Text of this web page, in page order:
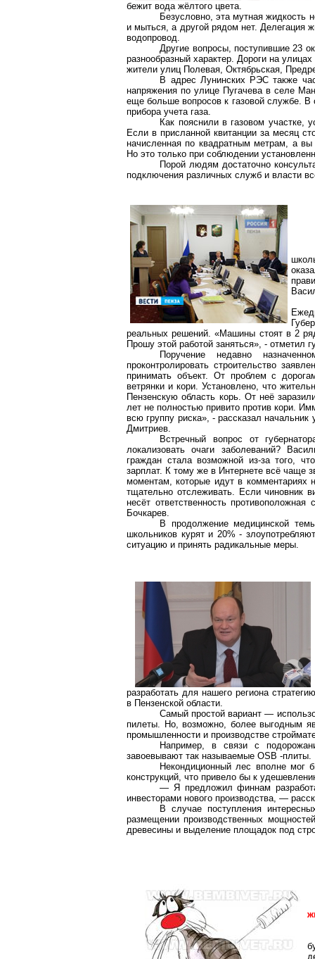
бежит вода жёлтого цвета.
Безусловно, эта мутная жидкость
и мыться, а другой рядом нет. Делегация
водопровод.
Другие вопросы, поступившие 23
разнообразный характер. Дороги на
жители улиц Полевая, Октябрьская,
В адрес Лунинских РЭС также
напряжения по улице Пугачева в селе
еще больше вопросов к газовой службе.
прибора учета газа.
Как пояснили в газовом участке,
Если в присланной квитанции за месяц
начисленная по квадратным метрам, а
Но это только при соблюдении
Порой людям достаточно
подключения различных служб и власти
реальных решений. «Машины стоят в 2
Прошу этой работой заняться», - отметил
Поручение недавно
проконтролировать строительство
принимать объект. От проблем с
ветрянки и кори. Установлено, что
Пензенскую область корь. От неё
лет не полностью привито против кори.
всю группу риска», - рассказал
Дмитриев.
Встречный вопрос от
локализовать очаги заболеваний?
граждан стала возможной из-за того,
зарплат. К тому же в Интернете всё чаще
моментам, которые идут в комментариях
тщательно отслеживать. Если чиновник
несёт ответственность
Бочкарев.
В продолжение медицинской
школьников курят и 20% -
ситуацию и принять радикальные меры.
разработать для нашего региона
в Пензенской области.
Самый простой вариант —
пилеты. Но, возможно, более выгодным
промышленности и производстве
Например, в связи с
завоевывают так называемые OSB -плиты.
Некондиционный лес вполне мог
конструкций, что привело бы к
— Я предложил финнам
инвесторами нового производства, —
В случае поступления
размещении производственных
древесины и выделение площадок под